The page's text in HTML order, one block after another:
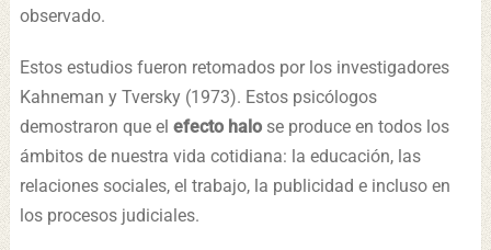
observado.
Estos estudios fueron retomados por los investigadores
Kahneman y Tversky (1973). Estos psicólogos
demostraron que el efecto halose produce en todos los
ámbitos de nuestra vida cotidiana: la educación, las
relaciones sociales, el trabajo, la publicidad e incluso en
los procesos judiciales.